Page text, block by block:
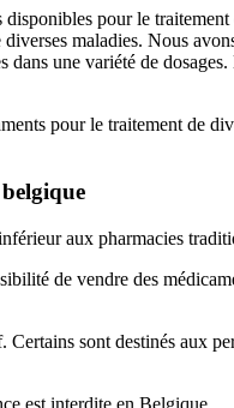
pour le
maladies. Nous
une variété de
pour le traitement de
aux pharmacies
de vendre des
sont destinés aux